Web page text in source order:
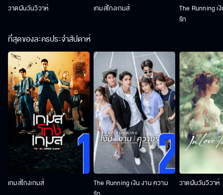
วาดฝันวันวิวาห์ เกมส์โกงเกมส์
The Running เ
รัก
ที่สุดของละครประจำสัปดาห์
เกมส์โกงเกมส์
The Running เงิน งาน ความ
วาดฝันวันวิวาห์